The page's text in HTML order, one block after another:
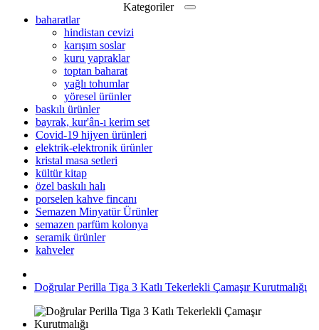
Kategoriler
baharatlar
hindistan cevizi
karışım soslar
kuru yapraklar
toptan baharat
yağlı tohumlar
yöresel ürünler
baskılı ürünler
bayrak, kur'ân-ı kerim set
Covid-19 hijyen ürünleri
elektrik-elektronik ürünler
kristal masa setleri
kültür kitap
özel baskılı halı
porselen kahve fincanı
Semazen Minyatür Ürünler
semazen parfüm kolonya
seramik ürünler
kahveler
Doğrular Perilla Tiga 3 Katlı Tekerlekli Çamaşır Kurutmalığı